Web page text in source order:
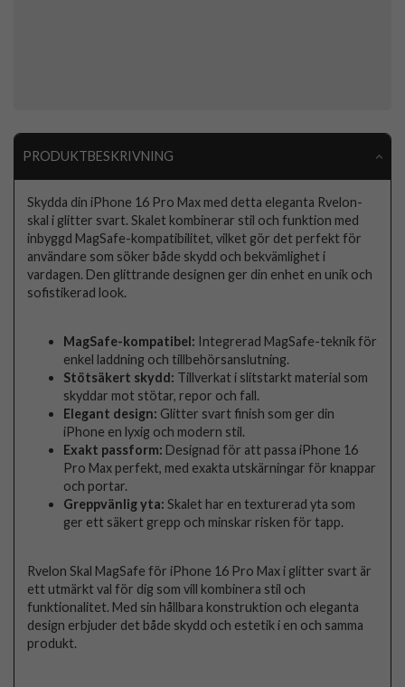
PRODUKTBESKRIVNING
Skydda din iPhone 16 Pro Max med detta eleganta Rvelon-
skal i glitter svart. Skalet kombinerar stil och funktion med
inbyggd MagSafe-kompatibilitet, vilket gör det perfekt för
användare som söker både skydd och bekvämlighet i
vardagen. Den glittrande designen ger din enhet en unik och
sofistikerad look.
MagSafe-kompatibel: Integrerad MagSafe-teknik för
enkel laddning och tillbehörsanslutning.
Stötsäkert skydd: Tillverkat i slitstarkt material som
skyddar mot stötar, repor och fall.
Elegant design: Glitter svart finish som ger din
iPhone en lyxig och modern stil.
Exakt passform: Designad för att passa iPhone 16
Pro Max perfekt, med exakta utskärningar för knappar
och portar.
Greppvänlig yta: Skalet har en texturerad yta som
ger ett säkert grepp och minskar risken för tapp.
Rvelon Skal MagSafe för iPhone 16 Pro Max i glitter svart är
ett utmärkt val för dig som vill kombinera stil och
funktionalitet. Med sin hållbara konstruktion och eleganta
design erbjuder det både skydd och estetik i en och samma
produkt.